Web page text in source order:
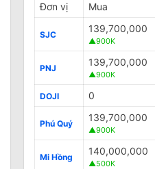
Đơn vị Mua
SJC
139,700,000
▲900K
PNJ
139,700,000
▲900K
DOJI 0
Phú Quý
139,700,000
▲900K
Mi Hồng
140,000,000
▲500K